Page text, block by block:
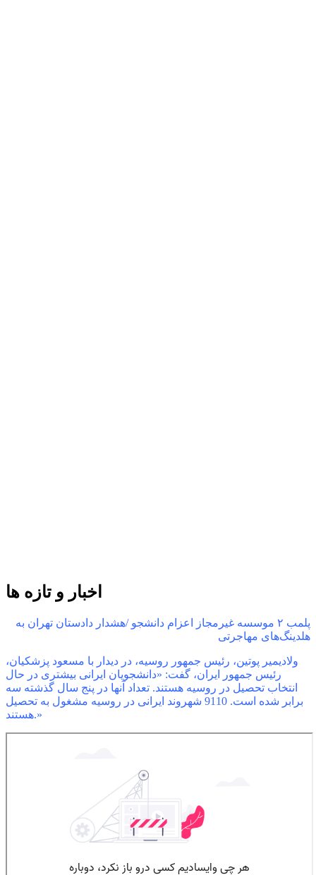
اخبار و تازه ها
پلمب ۲ موسسه غیرمجاز اعزام دانشجو /هشدار دادستان تهران به
هلدینگ‌های مهاجرتی
ولادیمیر پوتین، رئیس جمهور روسیه، در دیدار با مسعود پزشکیان،
رئیس جمهور ایران، گفت: «دانشجویان ایرانی بیشتری در حال
انتخاب تحصیل در روسیه هستند. تعداد آنها در پنج سال گذشته سه
برابر شده است. 9110 شهروند ایرانی در روسیه مشغول به تحصیل
هستند.»